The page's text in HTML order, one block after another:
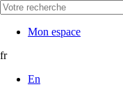
Mon espace
fr
En